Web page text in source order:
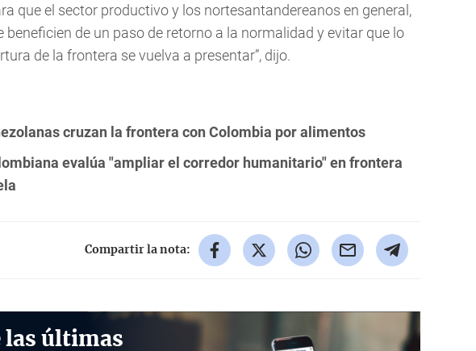
que el sector productivo y los nortesantandereanos en general,
beneficien de un paso de retorno a la normalidad y evitar que lo
de la frontera se vuelva a presentar”, dijo.
cruzan la frontera con Colombia por alimentos
evalúa "ampliar el corredor humanitario" en frontera
Compartir la nota:
las últimas